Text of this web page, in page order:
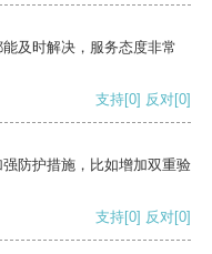
及时解决，服务态度非常
支持[0] 反对[0]
防护措施，比如增加双重验
支持[0] 反对[0]